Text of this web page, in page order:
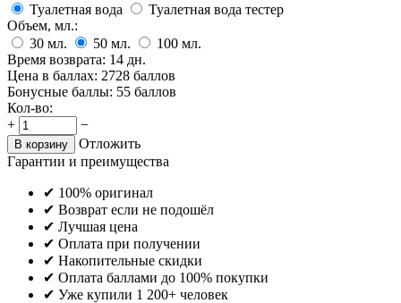
Туалетная вода
Туалетная вода тестер
Объем, мл.:
30 мл. 50 мл. 100 мл.
Время возврата: 14 дн.
Цена в баллах: 2728 баллов
Бонусные баллы: 55 баллов
Кол-во:
+
−
В корзину
Отложить
Гарантии и преимущества
✔ 100% оригинал
✔ Возврат если не подошёл
✔ Лучшая цена
✔ Оплата при получении
✔ Накопительные скидки
✔ Оплата баллами до 100% покупки
✔ Уже купили 1 200+ человек